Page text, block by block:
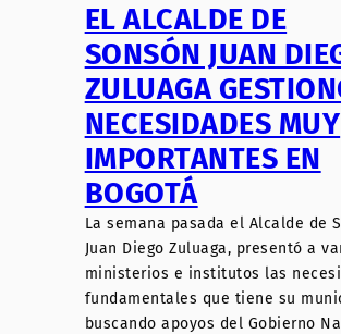
EL ALCALDE DE
SONSÓN JUAN
ZULUAGA
NECESIDADES MUY
IMPORTANTES EN
BOGOTÁ
La semana pasada el Alcalde de
Juan Diego Zuluaga, presentó a
ministerios e institutos las
fundamentales que tiene su
buscando apoyos del Gobierno